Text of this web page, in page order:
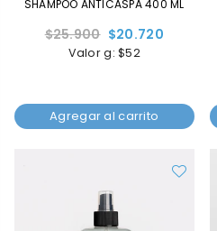
SHAMPOO ANTICASPA 400 ML
Precio
habitual
$25.900 $20.720
Valor g: $52
Agregar al carrito